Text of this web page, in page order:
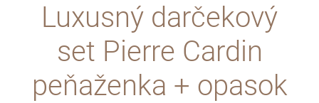
Luxusný darčekový
set Pierre Cardin
peňaženka + opasok